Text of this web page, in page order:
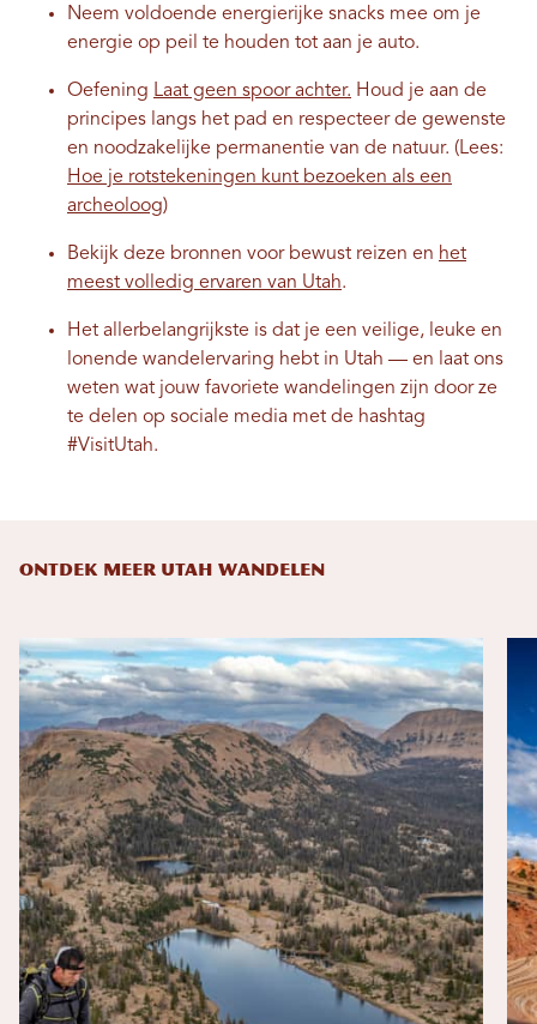
Neem voldoende energierijke snacks mee om je
energie op peil te houden tot aan je auto.
Oefening Laat geen spoor achter. Houd je aan de
principes langs het pad en respecteer de gewenste
en noodzakelijke permanentie van de natuur. (Lees:
Hoe je rotstekeningen kunt bezoeken als een
archeoloog)
Bekijk deze bronnen voor bewust reizen en het
meest volledig ervaren van Utah.
Het allerbelangrijkste is dat je een veilige, leuke en
lonende wandelervaring hebt in Utah — en laat ons
weten wat jouw favoriete wandelingen zijn door ze
te delen op sociale media met de hashtag
#VisitUtah.
ONTDEK MEER UTAH WANDELEN